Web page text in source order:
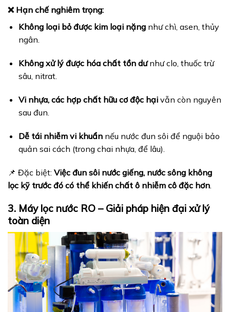
❌ Hạn chế nghiêm trọng:
Không loại bỏ được kim loại nặngnhư chì, asen, thủy
ngân.
Không xử lý được hóa chất tồn dưnhư clo, thuốc trừ
sâu, nitrat.
Vi nhựa, các hợp chất hữu cơ độc hạivẫn còn nguyên
sau đun.
Dễ tái nhiễm vi khuẩnnếu nước đun sôi để nguội bảo
quản sai cách (trong chai nhựa, để lâu).
📌 Đặc biệt: Việc đun sôi nước giếng, nước sông không
lọc kỹ trước đó có thể khiến chất ô nhiễm cô đặc hơn
3. Máy lọc nước RO – Giải pháp hiện đại xử lý
toàn diện